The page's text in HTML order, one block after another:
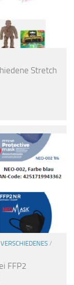
Stretch
VERSCHIEDENES /
FFP2